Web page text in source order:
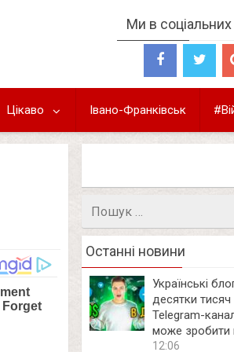
Ми в
Цікаво Івано-Франківськ
Останні новини
Українські
десятки тисяч
Telegram-
може зробити
12:06